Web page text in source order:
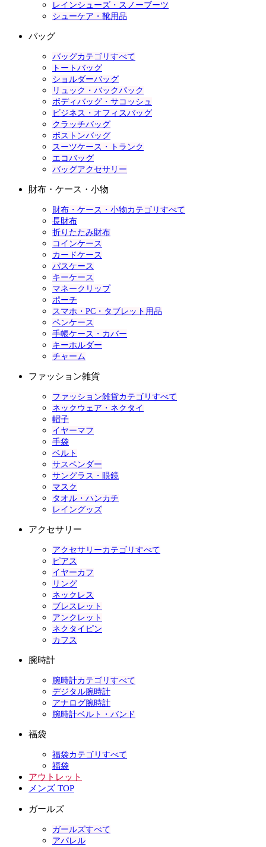
レインシューズ・スノーブーツ
シューケア・靴用品
バッグ
バッグカテゴリすべて
トートバッグ
ショルダーバッグ
リュック・バックパック
ボディバッグ・サコッシュ
ビジネス・オフィスバッグ
クラッチバッグ
ボストンバッグ
スーツケース・トランク
エコバッグ
バッグアクセサリー
財布・ケース・小物
財布・ケース・小物カテゴリすべて
長財布
折りたたみ財布
コインケース
カードケース
パスケース
キーケース
マネークリップ
ポーチ
スマホ・PC・タブレット用品
ペンケース
手帳ケース・カバー
キーホルダー
チャーム
ファッション雑貨
ファッション雑貨カテゴリすべて
ネックウェア・ネクタイ
帽子
イヤーマフ
手袋
ベルト
サスペンダー
サングラス・眼鏡
マスク
タオル・ハンカチ
レイングッズ
アクセサリー
アクセサリーカテゴリすべて
ピアス
イヤーカフ
リング
ネックレス
ブレスレット
アンクレット
ネクタイピン
カフス
腕時計
腕時計カテゴリすべて
デジタル腕時計
アナログ腕時計
腕時計ベルト・バンド
福袋
福袋カテゴリすべて
福袋
アウトレット
メンズ TOP
ガールズ
ガールズすべて
アパレル